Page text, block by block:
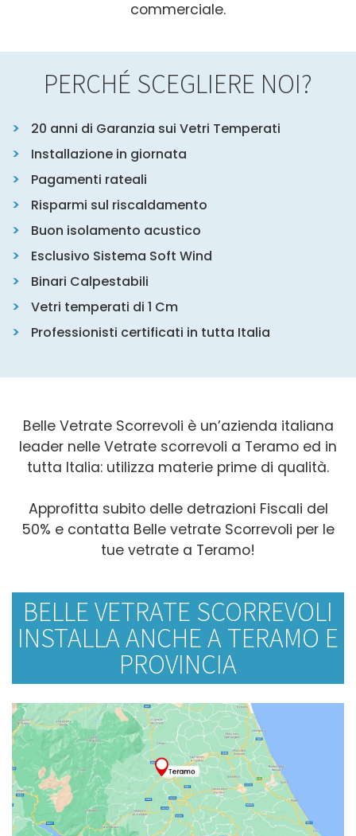
commerciale.
PERCHÉ SCEGLIERE NOI?
20 anni di Garanzia sui Vetri Temperati
Installazione in giornata
Pagamenti rateali
Risparmi sul riscaldamento
Buon isolamento acustico
Esclusivo Sistema Soft Wind
Binari Calpestabili
Vetri temperati di 1 Cm
Professionisti certificati in tutta Italia
Belle Vetrate Scorrevoli è un’azienda italiana
leader nelle Vetrate scorrevoli a Teramo ed in
tutta Italia: utilizza materie prime di qualità.
Approfitta subito delle detrazioni Fiscali del
50% e contatta Belle vetrate Scorrevoli per le
tue vetrate a Teramo!
BELLE VETRATE SCORREVOLI
INSTALLA ANCHE A TERAMO E
PROVINCIA